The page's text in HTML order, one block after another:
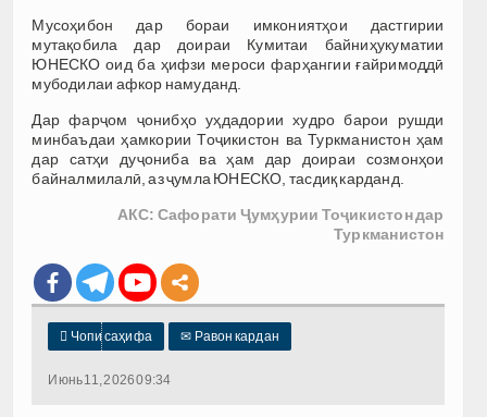
Мусоҳибон дар бораи имкониятҳои дастгирии
мутақобила дар доираи Кумитаи байниҳукуматии
ЮНЕСКО оид ба ҳифзи мероси фарҳангии ғайримоддӣ
мубодилаи афкор намуданд.
Дар фарҷом ҷонибҳо уҳдадории худро барои рушди
минбаъдаи ҳамкории Тоҷикистон ва Туркманистон ҳам
дар сатҳи дуҷониба ва ҳам дар доираи созмонҳои
байналмилалӣ, аз ҷумла ЮНЕСКО, тасдиқ карданд.
АКС: Сафорати Ҷумҳурии Тоҷикистон дар
Туркманистон
 Чопи саҳифа ✉ Равон кардан
Июнь 11, 2026 09:34